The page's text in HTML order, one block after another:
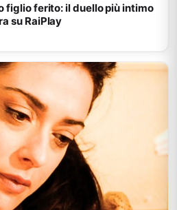
figlio ferito: il duello più intimo
su RaiPlay